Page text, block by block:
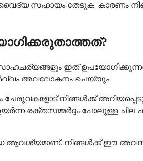
സഹായം തേടുക, കാരണം
ഇത് ഉപയോഗിക്കുന്നത്
അവലോകനം ചെയ്യും.
നിങ്ങൾക്ക്
ഉയർന്ന രക്തസമ്മർദ്ദം
നിങ്ങൾക്ക് ഈ